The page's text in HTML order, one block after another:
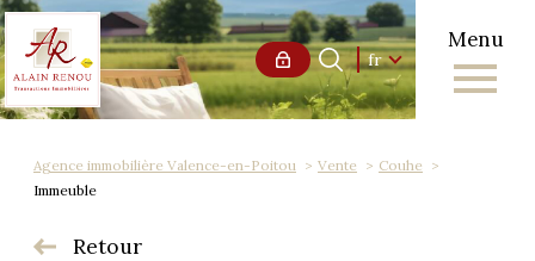
Menu
Langue
fr
Accueil 0 Langue
fr
Agence immobilière Valence-en-Poitou Vente
Couhe
Immeuble
Retour